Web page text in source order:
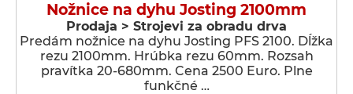
Nožnice na dyhu Josting 2100mm
Prodaja > Strojevi za obradu drva
Predám nožnice na dyhu Josting PFS 2100. Dĺžka
rezu 2100mm. Hrúbka rezu 60mm. Rozsah
pravítka 20-680mm. Cena 2500 Euro. Plne
funkčné …